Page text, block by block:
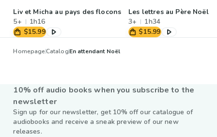
Liv et Micha au pays des flocons
5+
1h16
$15.99
Les lettres au Père Noël
3+
1h34
$15.99
HomepageCatalogEn attendant Noël
10% off audio books when you subscribe to the
newsletter
Sign up for our newsletter, get 10% off our catalogue of
audiobooks and receive a sneak preview of our new
releases.